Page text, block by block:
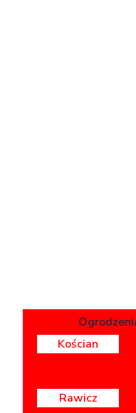
Kościan
Rawicz